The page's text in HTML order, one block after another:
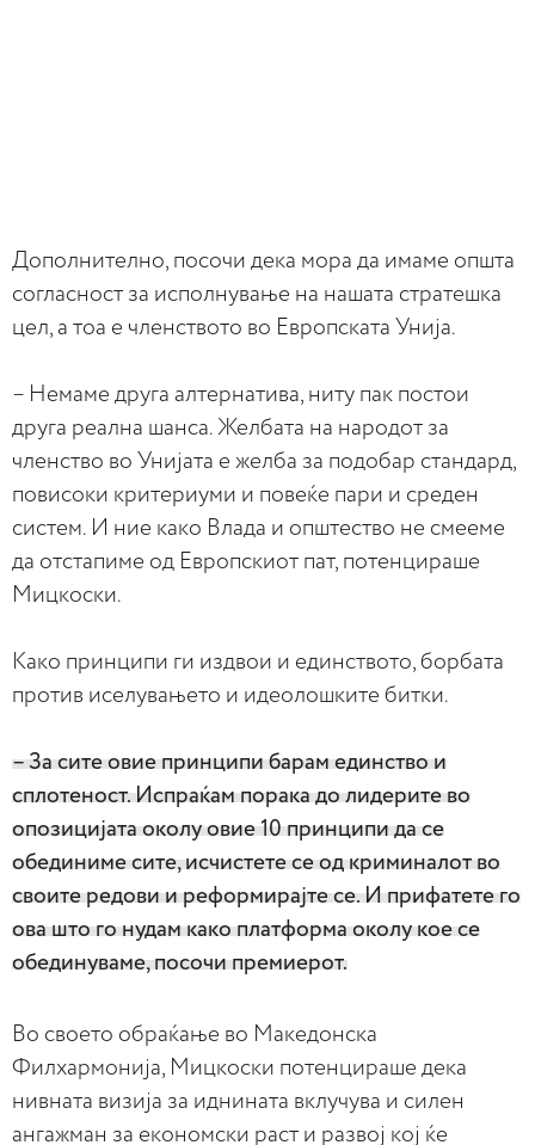
Дополнително, посочи дека мора да имаме општа
согласност за исполнување на нашата стратешка
цел, а тоа е членството во Европската Унија.
– Немаме друга алтернатива, ниту пак постои
друга реална шанса. Желбата на народот за
членство во Унијата е желба за подобар стандард,
повисоки критериуми и повеќе пари и среден
систем. И ние како Влада и општество не смееме
да отстапиме од Европскиот пат, потенцираше
Мицкоски.
Како принципи ги издвои и единството, борбата
против иселувањето и идеолошките битки.
– За сите овие принципи барам единство и
сплотеност. Испраќам порака до лидерите во
опозицијата околу овие 10 принципи да се
обединиме сите, исчистете се од криминалот во
своите редови и реформирајте се. И прифатете го
ова што го нудам како платформа околу кое се
обединуваме, посочи премиерот.
Во своето обраќање во Македонска
Филхармонија, Мицкоски потенцираше дека
нивната визија за иднината вклучува и силен
ангажман за економски раст и развој кој ќе